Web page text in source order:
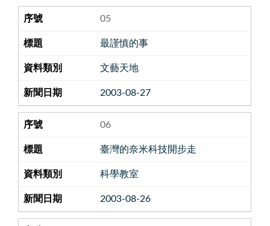
05
最謹慎的事
文藝天地
2003-08-27
06
臺灣的奈米科技開步走
科學教室
2003-08-26